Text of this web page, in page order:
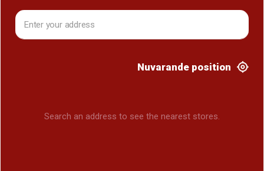
Nuvarande position
Search an address to see the nearest stores.